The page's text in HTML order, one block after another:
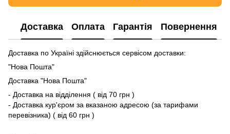
Доставка Оплата Гарантія Повернення
Доставка по Україні здійснюється сервісом доставки:
"Нова Пошта"
Доставка "Нова Пошта"
- Доставка на відділення ( від 70 грн )
- Доставка кур'єром за вказаною адресою (за тарифами
перевізника) ( від 60 грн )